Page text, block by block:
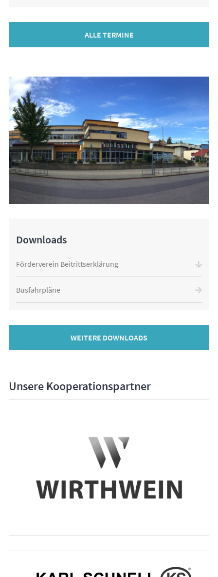
ALLE TERMINE
Downloads
Förderverein Beitrittserklärung
Busfahrpläne
WEITERE DOWNLOADS
Unsere Kooperationspartner